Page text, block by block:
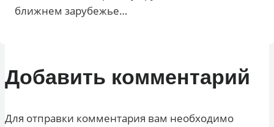
ближнем зарубежье…
Добавить комментарий
Для отправки комментария вам необходимо